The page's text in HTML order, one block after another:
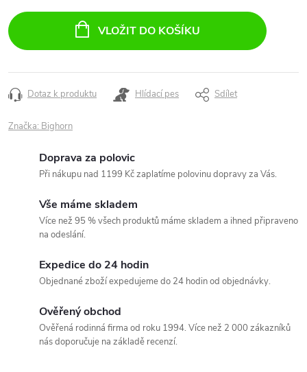
cena:
VLOŽIT DO KOŠÍKU
Dotaz k produktu Hlídací pes Sdílet
Značka: Bighorn
Doprava za polovic
Při nákupu nad 1199 Kč zaplatíme polovinu dopravy za Vás.
Vše máme skladem
Více než 95 % všech produktů máme skladem a ihned připraveno
na odeslání.
Expedice do 24 hodin
Objednané zboží expedujeme do 24 hodin od objednávky.
Ověřený obchod
Ověřená rodinná firma od roku 1994. Více než 2 000 zákazníků
nás doporučuje na základě recenzí.